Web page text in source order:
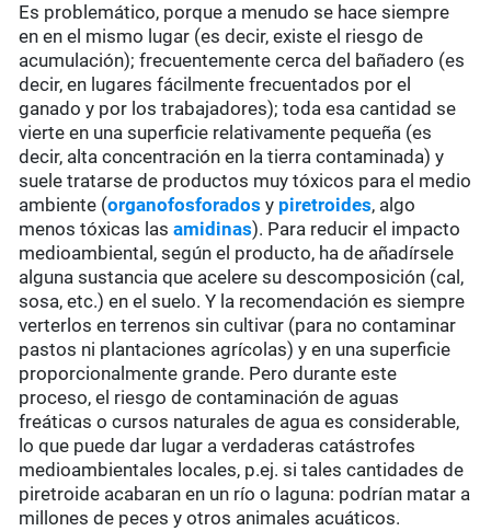
Es problemático, porque a menudo se hace siempre
en en el mismo lugar (es decir, existe el riesgo de
acumulación); frecuentemente cerca del bañadero (es
decir, en lugares fácilmente frecuentados por el
ganado y por los trabajadores); toda esa cantidad se
vierte en una superficie relativamente pequeña (es
decir, alta concentración en la tierra contaminada) y
suele tratarse de productos muy tóxicos para el medio
ambiente (organofosforados y piretroides, algo
menos tóxicas lasamidinas). Para reducir el impacto
medioambiental, según el producto, ha de añadírsele
alguna sustancia que acelere su descomposición (cal,
sosa, etc.) en el suelo. Y la recomendación es siempre
verterlos en terrenos sin cultivar (para no contaminar
pastos ni plantaciones agrícolas) y en una superficie
proporcionalmente grande. Pero durante este
proceso, el riesgo de contaminación de aguas
freáticas o cursos naturales de agua es considerable,
lo que puede dar lugar a verdaderas catástrofes
medioambientales locales, p.ej. si tales cantidades de
piretroide acabaran en un río o laguna: podrían matar a
millones de peces y otros animales acuáticos.